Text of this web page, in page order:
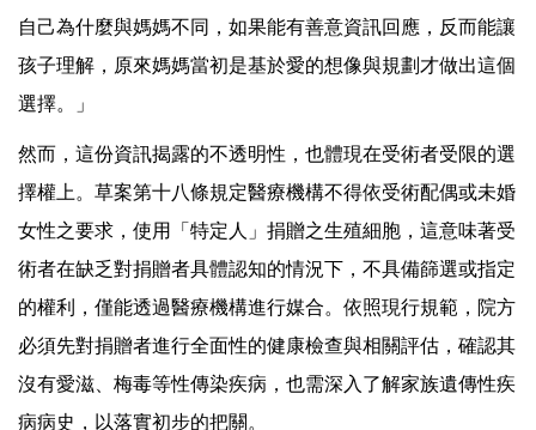
自己為什麼與媽媽不同，如果能有善意資訊回應，反而能讓
孩子理解，原來媽媽當初是基於愛的想像與規劃才做出這個
選擇。」
然而，這份資訊揭露的不透明性，也體現在受術者受限的選
擇權上。草案第十八條規定醫療機構不得依受術配偶或未婚
女性之要求，使用「特定人」捐贈之生殖細胞，這意味著受
術者在缺乏對捐贈者具體認知的情況下，不具備篩選或指定
的權利，僅能透過醫療機構進行媒合。依照現行規範，院方
必須先對捐贈者進行全面性的健康檢查與相關評估，確認其
沒有愛滋、梅毒等性傳染疾病，也需深入了解家族遺傳性疾
病病史，以落實初步的把關。